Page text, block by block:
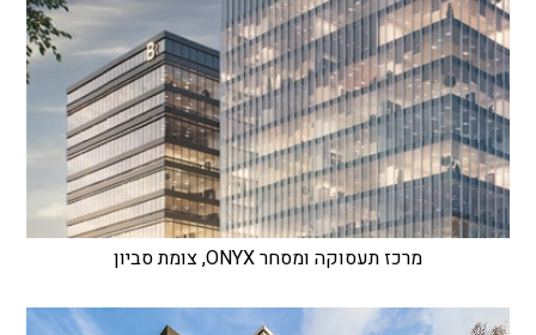
מרכז תעסוקה ומסחר ONYX, צומת סביון